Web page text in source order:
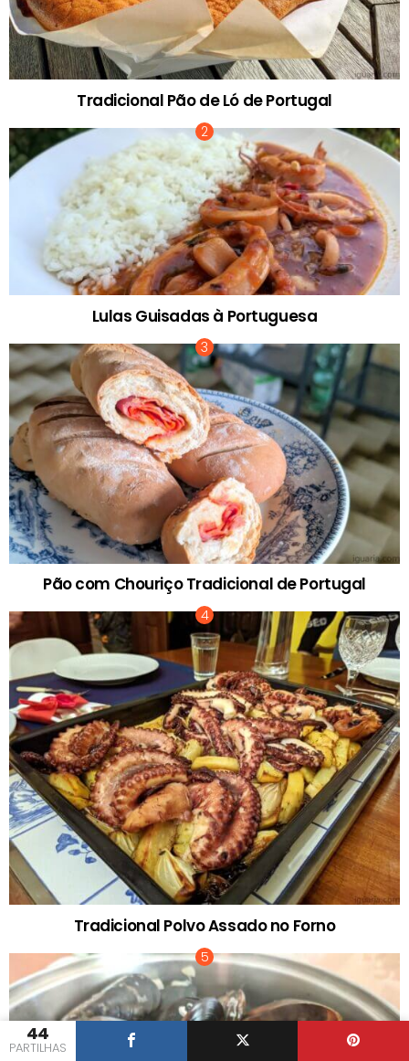
44
PARTILHAS
Tradicional Pão de Ló de Portugal
Lulas Guisadas à Portuguesa
Pão com Chouriço Tradicional de Portugal
Tradicional Polvo Assado no Forno